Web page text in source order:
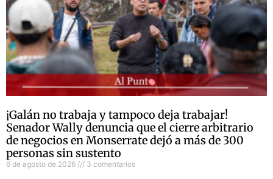
¡Galán no trabaja y tampoco deja trabajar!
Senador Wally denuncia que el cierre arbitrario
de negocios en Monserrate dejó a más de 300
personas sin sustento
6 de agosto de 2026 3 comentarios